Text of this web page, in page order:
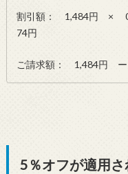
割引額： 1,484円 ×
74円
ご請求額： 1,484円
5％オフが適用